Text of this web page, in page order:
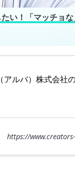
い！「マッチョ
ルバ）株式会社
https://